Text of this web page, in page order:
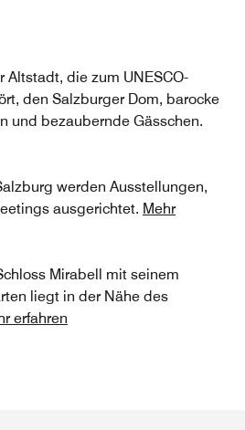
Altstadt, die zum UNESCO-
den Salzburger Dom, barocke
und bezaubernde Gässchen.
werden Ausstellungen,
ausgerichtet. Mehr
Mirabell mit seinem
liegt in der Nähe des
erfahren